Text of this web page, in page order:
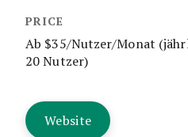
Ab $35/Nutzer/Monat
20 Nutzer)
Website